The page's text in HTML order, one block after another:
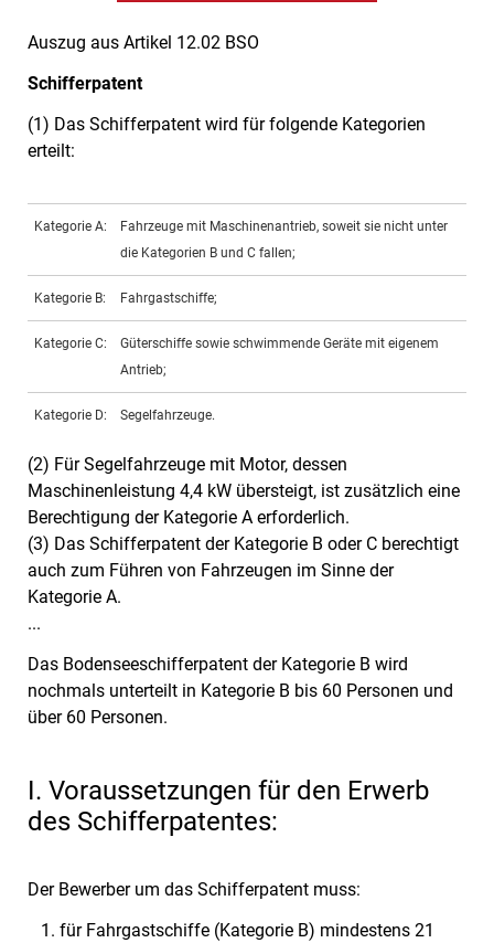
Auszug aus Artikel 12.02 BSO
Schifferpatent
(1) Das Schifferpatent wird für folgende Kategorien
erteilt:
Kategorie A:
Fahrzeuge mit Maschinenantrieb, soweit sie nicht unter
die Kategorien B und C fallen;
Kategorie B: Fahrgastschiffe;
Kategorie C:
Güterschiffe sowie schwimmende Geräte mit eigenem
Antrieb;
Kategorie D: Segelfahrzeuge.
(2) Für Segelfahrzeuge mit Motor, dessen
Maschinenleistung 4,4 kW übersteigt, ist zusätzlich eine
Berechtigung der Kategorie A erforderlich.
(3) Das Schifferpatent der Kategorie B oder C berechtigt
auch zum Führen von Fahrzeugen im Sinne der
Kategorie A.
...
Das Bodenseeschifferpatent der Kategorie B wird
nochmals unterteilt in Kategorie B bis 60 Personen und
über 60 Personen.
I. Voraussetzungen für den Erwerb
des Schifferpatentes:
Der Bewerber um das Schifferpatent muss:
für Fahrgastschiffe (Kategorie B) mindestens 21